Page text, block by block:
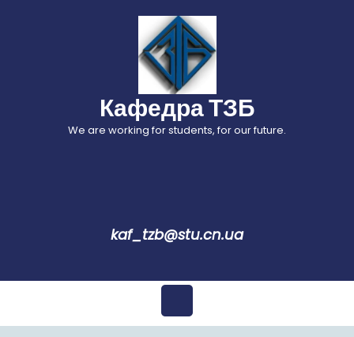
Кафедра ТЗБ
We are working for students, for our future.
kaf_tzb@stu.cn.ua